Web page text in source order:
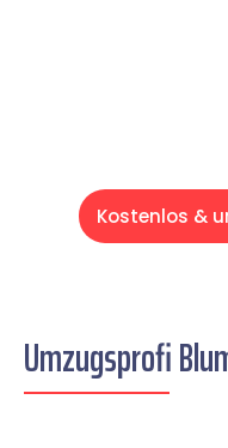
Kostenlos &
Umzugsprofi